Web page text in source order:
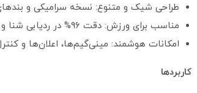
طراحی شیک و متنوع: نسخه سرامیکی و
مناسب برای ورزش: دقت 96% در ردیابی شنا و پشتیبانی از 150+ حالت ورزشی، برای ورزشکاران حرفه‌ای و آماتور ایده‌آل است.
امکانات هوشمند: مینی‌گیم‌ها، اعلان‌ها و
کاربردها